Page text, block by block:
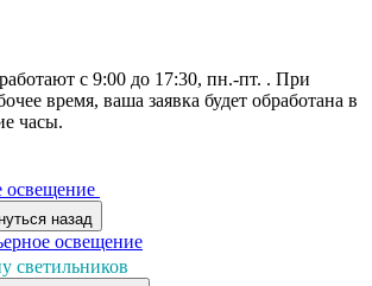
с 9:00 до 17:30, пн.-пт. . При
время, ваша заявка будет обработана в
часы.
освещение
назад
освещение
светильников